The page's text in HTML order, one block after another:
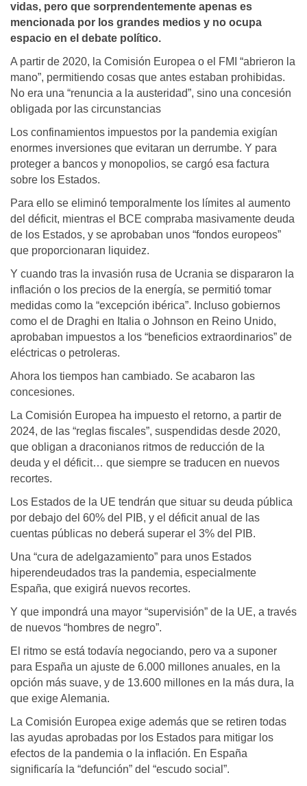
vidas, pero que sorprendentemente apenas es
mencionada por los grandes medios y no ocupa
espacio en el debate político.
A partir de 2020, la Comisión Europea o el FMI “abrieron la
mano”, permitiendo cosas que antes estaban prohibidas.
No era una “renuncia a la austeridad”, sino una concesión
obligada por las circunstancias
Los confinamientos impuestos por la pandemia exigían
enormes inversiones que evitaran un derrumbe. Y para
proteger a bancos y monopolios, se cargó esa factura
sobre los Estados.
Para ello se eliminó temporalmente los límites al aumento
del déficit, mientras el BCE compraba masivamente deuda
de los Estados, y se aprobaban unos “fondos europeos”
que proporcionaran liquidez.
Y cuando tras la invasión rusa de Ucrania se dispararon la
inflación o los precios de la energía, se permitió tomar
medidas como la “excepción ibérica”. Incluso gobiernos
como el de Draghi en Italia o Johnson en Reino Unido,
aprobaban impuestos a los “beneficios extraordinarios” de
eléctricas o petroleras.
Ahora los tiempos han cambiado. Se acabaron las
concesiones.
La Comisión Europea ha impuesto el retorno, a partir de
2024, de las “reglas fiscales”, suspendidas desde 2020,
que obligan a draconianos ritmos de reducción de la
deuda y el déficit… que siempre se traducen en nuevos
recortes.
Los Estados de la UE tendrán que situar su deuda pública
por debajo del 60% del PIB, y el déficit anual de las
cuentas públicas no deberá superar el 3% del PIB.
Una “cura de adelgazamiento” para unos Estados
hiperendeudados tras la pandemia, especialmente
España, que exigirá nuevos recortes.
Y que impondrá una mayor “supervisión” de la UE, a través
de nuevos “hombres de negro”.
El ritmo se está todavía negociando, pero va a suponer
para España un ajuste de 6.000 millones anuales, en la
opción más suave, y de 13.600 millones en la más dura, la
que exige Alemania.
La Comisión Europea exige además que se retiren todas
las ayudas aprobadas por los Estados para mitigar los
efectos de la pandemia o la inflación. En España
significaría la “defunción” del “escudo social”.